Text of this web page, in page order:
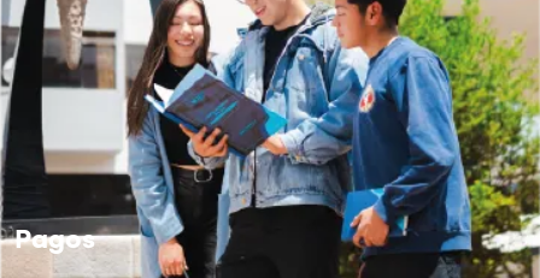
Pagos